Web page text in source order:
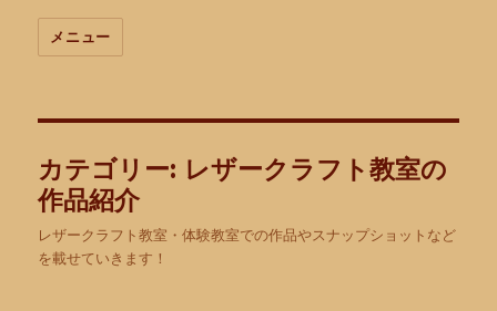
メニュー
カテゴリー: レザークラフト教室の
作品紹介
レザークラフト教室・体験教室での作品やスナップショットなど
を載せていきます！